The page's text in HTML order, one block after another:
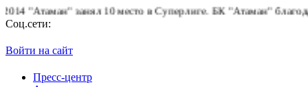
занял 10 место в Суперлиге.БК "Атаман" благодарит
Соц.сети:
Войти на сайт
Пресс-центр